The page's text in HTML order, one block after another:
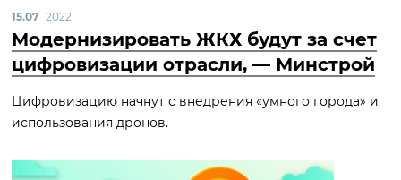
15.07 2022
Модернизировать ЖКХ будут за счет
цифровизации отрасли, — Минстрой
Цифровизацию начнут с внедрения «умного города» и
использования дронов.